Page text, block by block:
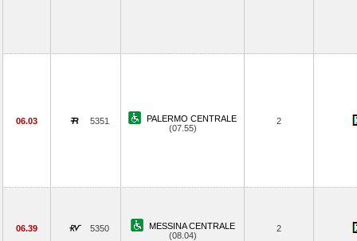
06.03 5351
PALERMO CENTRALE
(07.55)
2
06.39 5350
MESSINA CENTRALE
(08.04)
2